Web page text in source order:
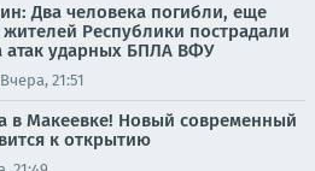
Два человека погибли, еще
Республики пострадали
атак ударных БПЛА ВФУ
Вчера, 21:51
в Макеевке! Новый современный
к открытию